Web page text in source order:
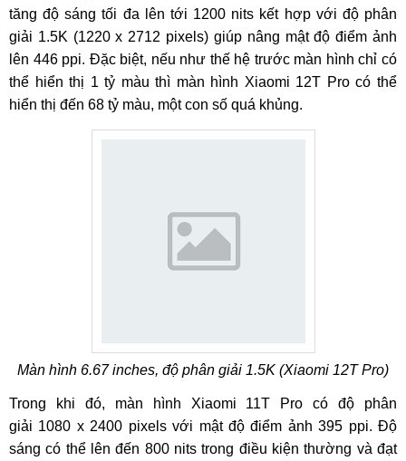
tăng độ sáng tối đa lên tới 1200 nits kết hợp với độ phân
giải 1.5K (1220 x 2712 pixels) giúp nâng mật độ điểm ảnh
lên 446 ppi. Đặc biệt, nếu như thế hệ trước màn hình chỉ có
thể hiển thị 1 tỷ màu thì màn hình Xiaomi 12T Pro có thể
hiển thị đến 68 tỷ màu, một con số quá khủng.
Màn hình 6.67 inches, độ phân giải 1.5K (Xiaomi 12T Pro)
Trong khi đó, màn hình Xiaomi 11T Pro có độ phân
giải 1080 x 2400 pixels với mật độ điểm ảnh 395 ppi. Độ
sáng có thể lên đến 800 nits trong điều kiện thường và đạt